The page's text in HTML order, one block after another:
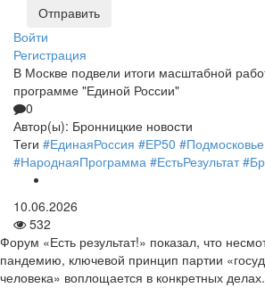
Войти
Регистрация
В Москве подвели итоги масштабной
программе "Единой России"
0
Автор(ы): Бронницкие новости
Теги #ЕдинаяРоссия #ЕР50 #Подмосковье
#НароднаяПрограмма #ЕстьРезультат
10.06.2026
532
Форум «Есть результат!» показал, что
пандемию, ключевой принцип партии
человека» воплощается в конкретных делах.